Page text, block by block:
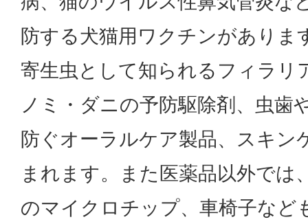
防する犬猫用ワクチンがありま
寄生虫として知られるフィラリ
ノミ・ダニの予防駆除剤、虫歯
防ぐオーラルケア製品、スキン
まれます。また医薬品以外では
のマイクロチップ、車椅子など